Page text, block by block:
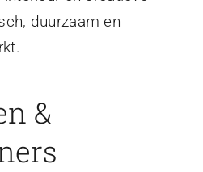
duurzaam en
&